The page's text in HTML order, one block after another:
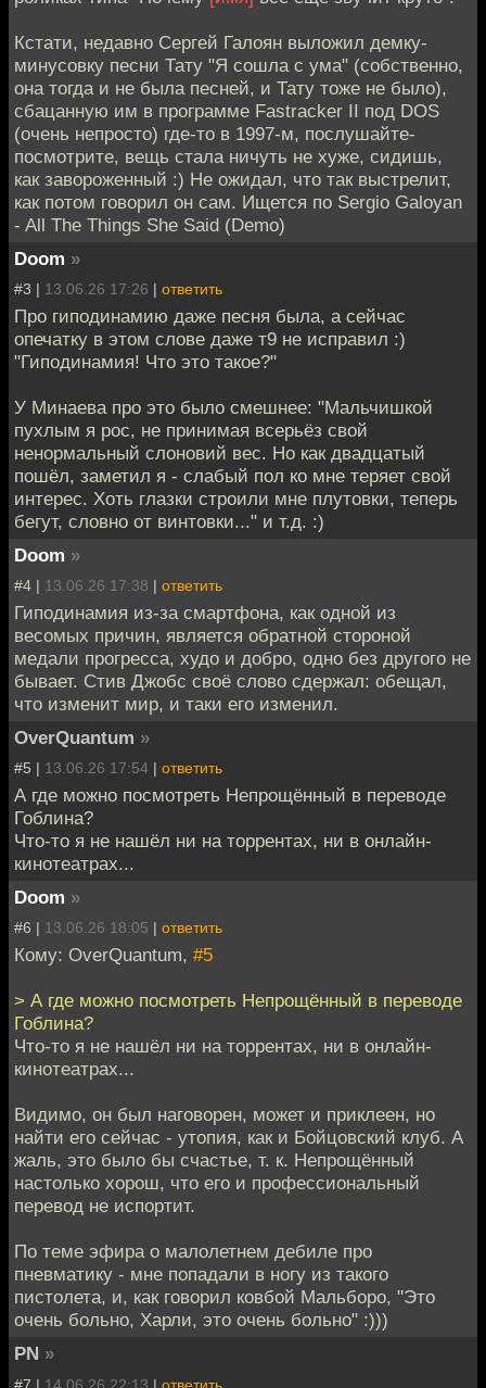
Кстати, недавно Сергей Галоян выложил демку-
минусовку песни Тату "Я сошла с ума" (собственно,
она тогда и не была песней, и Тату тоже не было),
сбацанную им в программе Fastracker II под DOS
(очень непросто) где-то в 1997-м, послушайте-
посмотрите, вещь стала ничуть не хуже, сидишь,
как завороженный :) Не ожидал, что так выстрелит,
как потом говорил он сам. Ищется по Sergio Galoyan
- All The Things She Said (Demo)
Doom »
#3 | 13.06.26 17:26 | ответить
Про гиподинамию даже песня была, а сейчас
опечатку в этом слове даже т9 не исправил :)
"Гиподинамия! Что это такое?"
У Минаева про это было смешнее: "Мальчишкой
пухлым я рос, не принимая всерьёз свой
ненормальный слоновий вес. Но как двадцатый
пошёл, заметил я - слабый пол ко мне теряет свой
интерес. Хоть глазки строили мне плутовки, теперь
бегут, словно от винтовки..." и т.д. :)
Doom »
#4 | 13.06.26 17:38 | ответить
Гиподинамия из-за смартфона, как одной из
весомых причин, является обратной стороной
медали прогресса, худо и добро, одно без другого не
бывает. Стив Джобс своё слово сдержал: обещал,
что изменит мир, и таки его изменил.
OverQuantum »
#5 | 13.06.26 17:54 | ответить
А где можно посмотреть Непрощённый в переводе
Гоблина?
Что-то я не нашёл ни на торрентах, ни в онлайн-
кинотеатрах...
Doom »
#6 | 13.06.26 18:05 | ответить
Кому: OverQuantum, #5
> А где можно посмотреть Непрощённый в переводе
Гоблина?
Что-то я не нашёл ни на торрентах, ни в онлайн-
кинотеатрах...
Видимо, он был наговорен, может и приклеен, но
найти его сейчас - утопия, как и Бойцовский клуб. А
жаль, это было бы счастье, т. к. Непрощённый
настолько хорош, что его и профессиональный
перевод не испортит.
По теме эфира о малолетнем дебиле про
пневматику - мне попадали в ногу из такого
пистолета, и, как говорил ковбой Мальборо, "Это
очень больно, Харли, это очень больно" :)))
PN »
#7 | 14.06.26 22:13 | ответить